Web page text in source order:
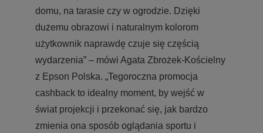
domu, na tarasie czy w ogrodzie. Dzięki
dużemu obrazowi i naturalnym kolorom
użytkownik naprawdę czuje się częścią
wydarzenia” – mówi Agata Zbrożek-Kościelny
z Epson Polska. „Tegoroczna promocja
cashback to idealny moment, by wejść w
świat projekcji i przekonać się, jak bardzo
zmienia ona sposób oglądania sportu i